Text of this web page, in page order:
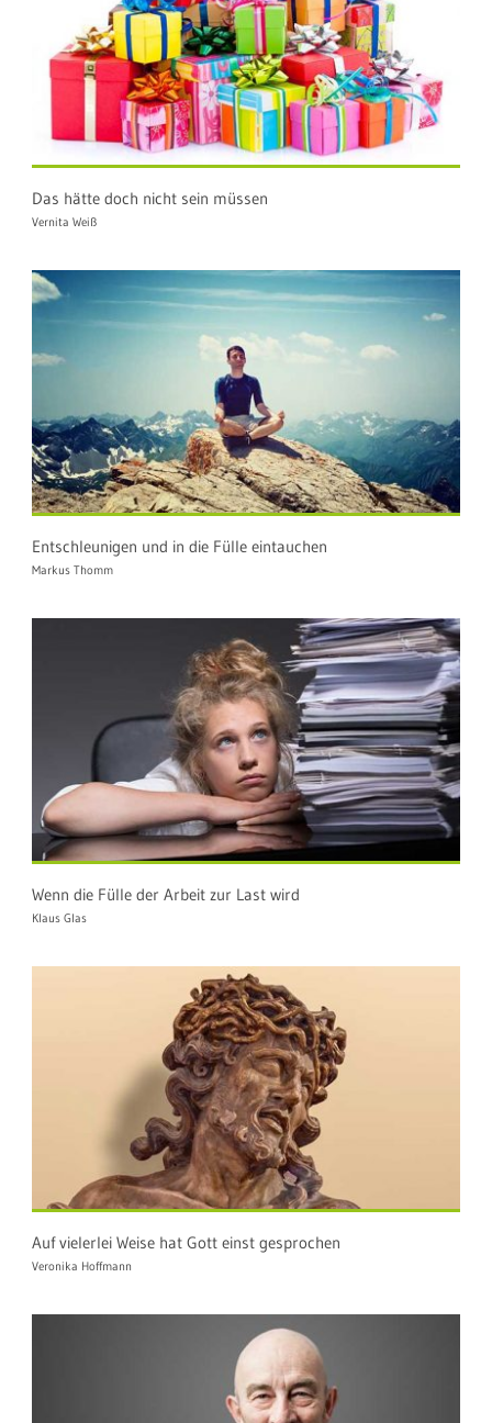
Das hätte doch nicht sein müssen
Vernita Weiß
Entschleunigen und in die Fülle eintauchen
Markus Thomm
Wenn die Fülle der Arbeit zur Last wird
Klaus Glas
Auf vielerlei Weise hat Gott einst gesprochen
Veronika Hoffmann